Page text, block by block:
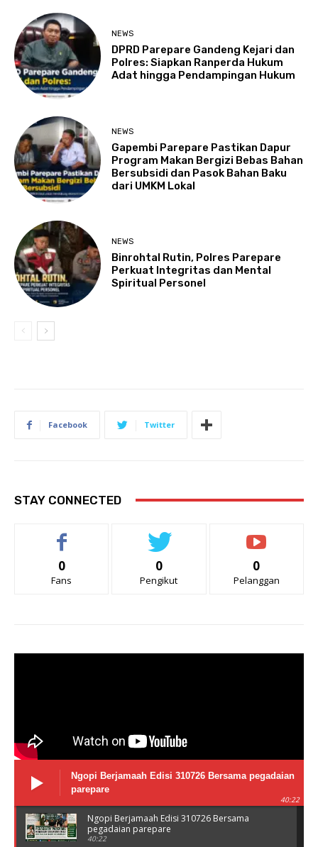
NEWS
DPRD Parepare Gandeng Kejari dan
Polres: Siapkan Ranperda Hukum
Adat hingga Pendampingan Hukum
NEWS
Gapembi Parepare Pastikan Dapur
Program Makan Bergizi Bebas Bahan
Bersubsidi dan Pasok Bahan Baku
dari UMKM Lokal
NEWS
Binrohtal Rutin, Polres Parepare
Perkuat Integritas dan Mental
Spiritual Personel
Facebook Twitter
STAY CONNECTED
0
Fans
0
Pengikut
0
Pelanggan
Ngopi Berjamaah Edisi 310726 Bersama pegadaian
parepare
40:22
Ngopi Berjamaah Edisi 310726 Bersama
pegadaian parepare
40:22